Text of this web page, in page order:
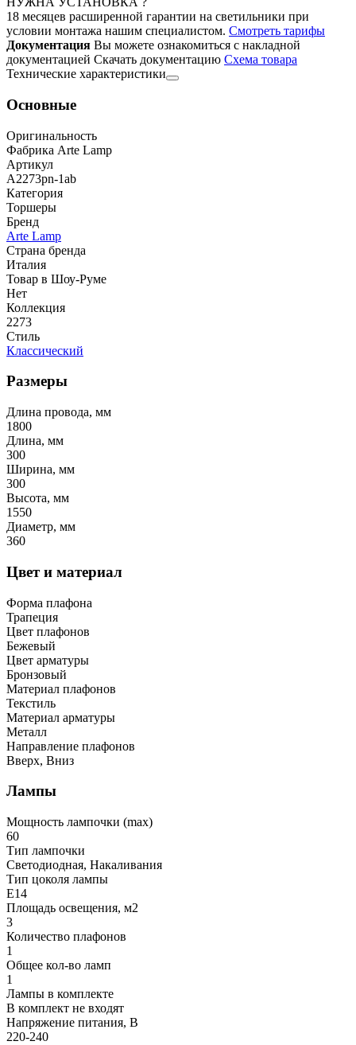
18 месяцев расширенной гарантии на светильники при
условии монтажа нашим специалистом. Смотреть тарифы
Документация Вы можете ознакомиться с накладной
документацией Скачать документацию Cхема товара
Технические характеристики
Основные
Оригинальность
Фабрика Arte Lamp
Артикул
A2273pn-1ab
Категория
Торшеры
Бренд
Arte Lamp
Страна бренда
Италия
Товар в Шоу-Руме
Нет
Коллекция
2273
Стиль
Классический
Размеры
Длина провода, мм
1800
Длина, мм
300
Ширина, мм
300
Высота, мм
1550
Диаметр, мм
360
Цвет и материал
Форма плафона
Трапеция
Цвет плафонов
Бежевый
Цвет арматуры
Бронзовый
Материал плафонов
Текстиль
Материал арматуры
Металл
Направление плафонов
Вверх, Вниз
Лампы
Мощность лампочки (max)
60
Тип лампочки
Светодиодная, Накаливания
Тип цоколя лампы
E14
Площадь освещения, м2
3
Количество плафонов
1
Общее кол-во ламп
1
Лампы в комплекте
В комплект не входят
Напряжение питания, В
220-240